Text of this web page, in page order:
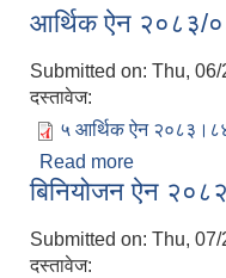
आर्थिक ऐन २०८३/
Submitted on: Thu, 06/
दस्तावेज:
५ आर्थिक ऐन
Read more
बिनियोजन ऐन
Submitted on: Thu, 07/
दस्तावेज: